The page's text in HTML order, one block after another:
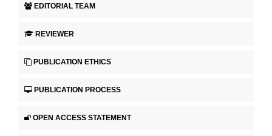
EDITORIAL TEAM
REVIEWER
PUBLICATION ETHICS
PUBLICATION PROCESS
OPEN ACCESS STATEMENT